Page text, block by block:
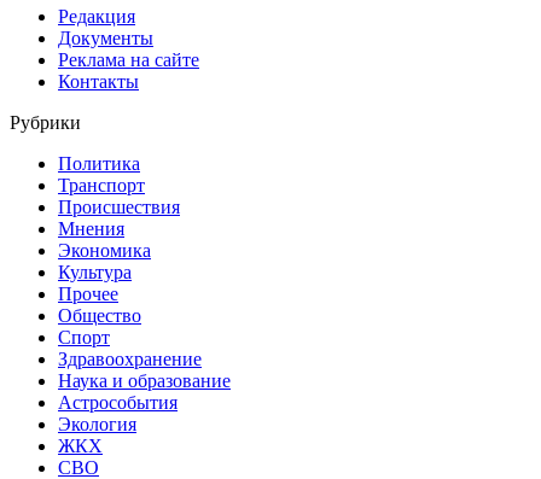
Редакция
Документы
Реклама на сайте
Контакты
Рубрики
Политика
Транспорт
Происшествия
Мнения
Экономика
Культура
Прочее
Общество
Спорт
Здравоохранение
Наука и образование
Астрособытия
Экология
ЖКХ
СВО